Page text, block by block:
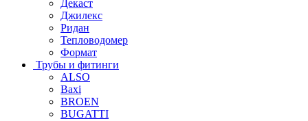
Декаст
Джилекс
Ридан
Тепловодомер
Формат
Трубы и фитинги
ALSO
Baxi
BROEN
BUGATTI